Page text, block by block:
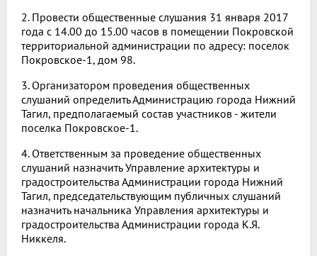
2. Провести общественные слушания 31 января 2017
года с 14.00 до 15.00 часов в помещении Покровской
территориальной администрации по адресу: поселок
Покровское-1, дом 98.
3. Организатором проведения общественных
слушаний определить Администрацию города Нижний
Тагил, предполагаемый состав участников - жители
поселка Покровское-1.
4. Ответственным за проведение общественных
слушаний назначить Управление архитектуры и
градостроительства Администрации города Нижний
Тагил, председательствующим публичных слушаний
назначить начальника Управления архитектуры и
градостроительства Администрации города К.Я.
Никкеля.